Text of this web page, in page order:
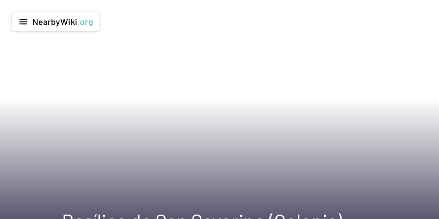
menu NearbyWiki .org